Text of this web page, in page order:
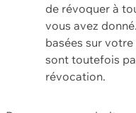
de révoquer à
vous avez
basées sur
sont toutefois
révocation.